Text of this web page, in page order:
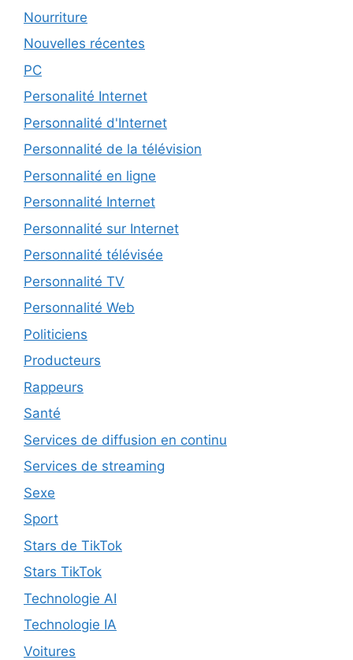
Nourriture
Nouvelles récentes
PC
Personalité Internet
Personnalité d'Internet
Personnalité de la télévision
Personnalité en ligne
Personnalité Internet
Personnalité sur Internet
Personnalité télévisée
Personnalité TV
Personnalité Web
Politiciens
Producteurs
Rappeurs
Santé
Services de diffusion en continu
Services de streaming
Sexe
Sport
Stars de TikTok
Stars TikTok
Technologie AI
Technologie IA
Voitures